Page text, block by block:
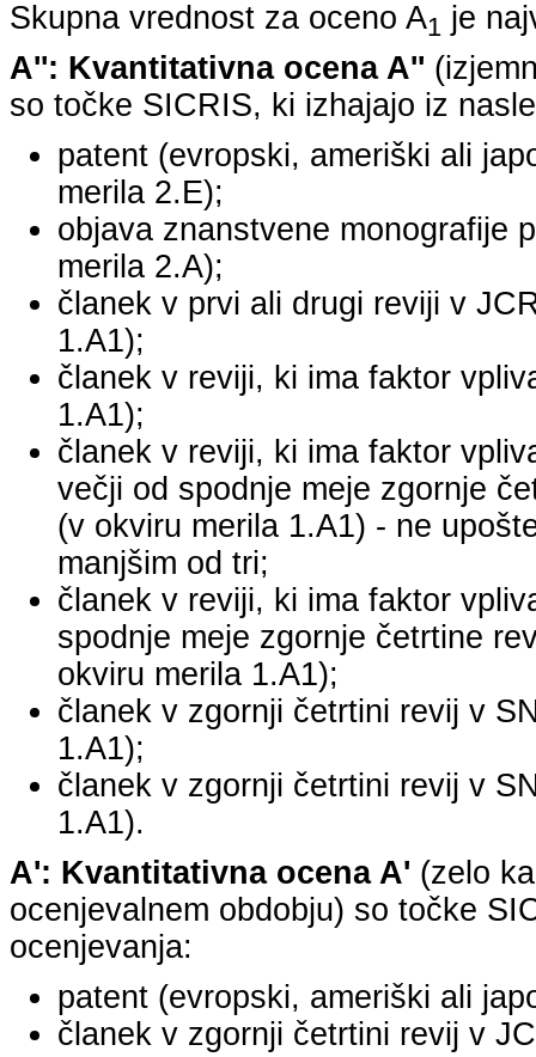
Skupna vrednost za oceno A1 je
A'': Kvantitativna ocena A''
so točke SICRIS, ki izhajajo iz
patent (evropski, ameriški ali
merila 2.E);
objava znanstvene monografije
merila 2.A);
članek v prvi ali drugi reviji v
1.A1);
članek v reviji, ki ima faktor
1.A1);
članek v reviji, ki ima faktor
večji od spodnje meje zgornje
(v okviru merila 1.A1) - ne
manjšim od tri;
članek v reviji, ki ima faktor
spodnje meje zgornje četrtine
okviru merila 1.A1);
članek v zgornji četrtini revij v
1.A1);
članek v zgornji četrtini revij v
1.A1).
A': Kvantitativna ocena A' (zelo
ocenjevalnem obdobju) so točke
ocenjevanja:
patent (evropski, ameriški ali
članek v zgornji četrtini revij v